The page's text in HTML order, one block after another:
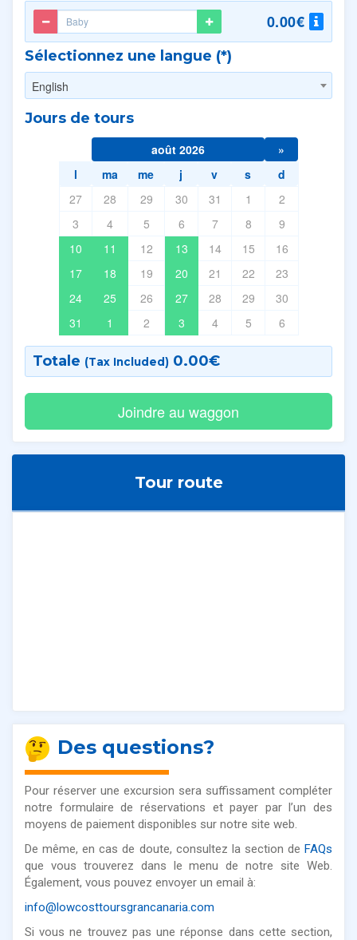
0.00€
Sélectionnez une langue (*)
English
Jours de tours
août 2026
»
l
ma me j v s
d
27
28 29 30 31 1
2
3
4 5 6 7 8
9
10
11 12 13 14 15
16
17
18 19 20 21 22
23
24
25 26 27 28 29
30
31
1 2 3 4 5 6
Totale (Tax Included) 0.00€
Tour route
Des questions?
Pour réserver une excursion sera suffissament compléter
notre formulaire de réservations et payer par l’un des
moyens de paiement disponibles sur notre site web.
De même, en cas de doute, consultez la section de FAQs
que vous trouverez dans le menu de notre site Web.
Également, vous pouvez envoyer un email à:
info@lowcosttoursgrancanaria.com
Si vous ne trouvez pas une réponse dans cette section,